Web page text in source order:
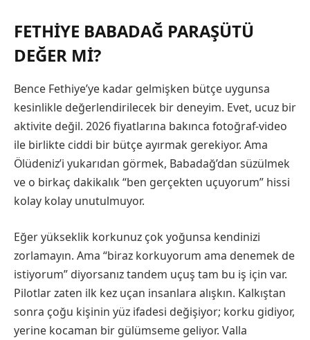
FETHIYE BABADAĞ PARAŞÜTÜ
DEĞER MI?
Bence Fethiye’ye kadar gelmişken bütçe uygunsa
kesinlikle değerlendirilecek bir deneyim. Evet, ucuz bir
aktivite değil. 2026 fiyatlarına bakınca fotoğraf-video
ile birlikte ciddi bir bütçe ayırmak gerekiyor. Ama
Ölüdeniz’i yukarıdan görmek, Babadağ’dan süzülmek
ve o birkaç dakikalık “ben gerçekten uçuyorum” hissi
kolay kolay unutulmuyor.
Eğer yükseklik korkunuz çok yoğunsa kendinizi
zorlamayın. Ama “biraz korkuyorum ama denemek de
istiyorum” diyorsanız tandem uçuş tam bu iş için var.
Pilotlar zaten ilk kez uçan insanlara alışkın. Kalkıştan
sonra çoğu kişinin yüz ifadesi değişiyor; korku gidiyor,
yerine kocaman bir gülümseme geliyor. Valla